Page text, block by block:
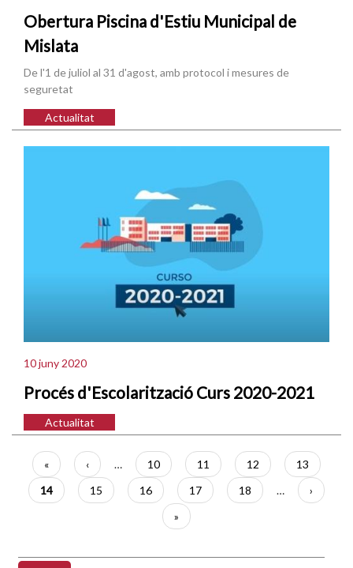
Obertura Piscina d'Estiu Municipal de
Mislata
De l'1 de juliol al 31 d'agost, amb protocol i mesures de
seguretat
Actualitat
10 juny 2020
Procés d'Escolarització Curs 2020-2021
Actualitat
Paginació
Primera
pàgina
«
Pàgina
anterior
‹ … Pàgina
10 Pàgina
11 Pàgina
12 Pàgina
13
Pàgina
actual
14 Pàgina
15 Pàgina
16 Pàgina
17 Pàgina
18 …
Pàgina
següent
›
Última
pàgina
»